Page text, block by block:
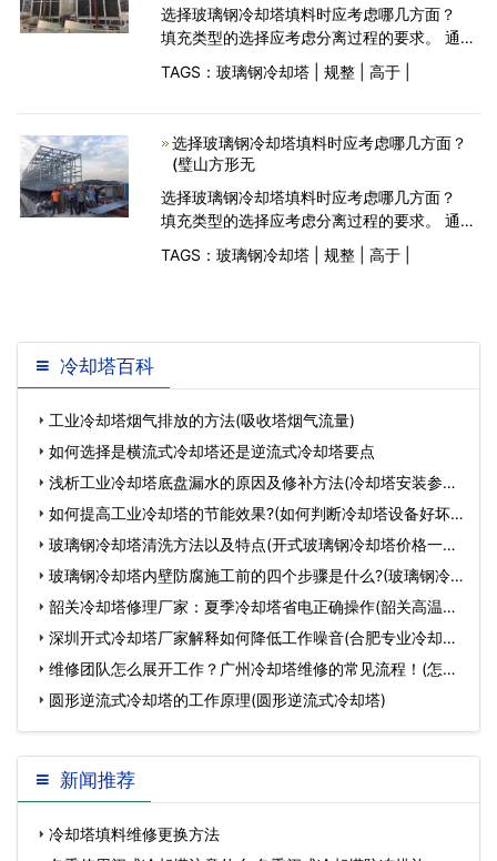
选择玻璃钢冷却塔填料时应考虑哪几方面？
填充类型的选择应考虑分离过程的要求。 通
常，考虑以下方面：FRP冷却塔(1)质量质量很
高，并且填充物的质量高于散装填充物。
TAGS： 玻璃钢冷却塔| 规整| 高于|
选择玻璃钢冷却塔填料时应考虑哪几方面？
(璧山方形无
选择玻璃钢冷却塔填料时应考虑哪几方面？
填充类型的选择应考虑分离过程的要求。 通
常，考虑以下方面：FRP冷却塔(1)质量质量很
高，并且填充物的质量高于散装填充物。
TAGS： 玻璃钢冷却塔| 规整| 高于|
冷却塔百科
工业冷却塔烟气排放的方法(吸收塔烟气流量)
如何选择是横流式冷却塔还是逆流式冷却塔要点
浅析工业冷却塔底盘漏水的原因及修补方法(冷却塔安装参数)
… 如何提高工业冷却塔的节能效果?(如何判断冷却塔设备好坏)
… 玻璃钢冷却塔清洗方法以及特点(开式玻璃钢冷却塔价格一般
是多少)…
玻璃钢冷却塔内壁防腐施工前的四个步骤是什么?(玻璃钢冷
却塔怎样施工)…
韶关冷却塔修理厂家：夏季冷却塔省电正确操作(韶关高温冷
却塔维修)…
深圳开式冷却塔厂家解释如何降低工作噪音(合肥专业冷却塔
生产厂家规格…
维修团队怎么展开工作？广州冷却塔维修的常见流程！(怎么
管理好维修团队)…
圆形逆流式冷却塔的工作原理(圆形逆流式冷却塔)
新闻推荐
冷却塔填料维修更换方法